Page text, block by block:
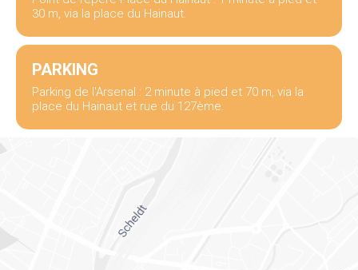
30 m, via la place du Hainaut.
PARKING
Parking de l'Arsenal : 2 minute à pied et 70 m, via la
place du Hainaut et rue du 127ème.